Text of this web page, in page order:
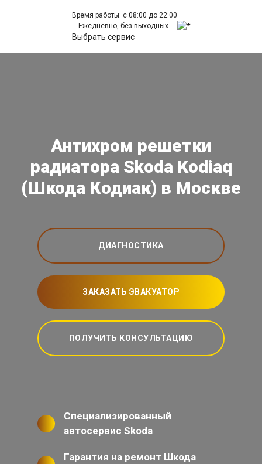
Время работы: с 08:00 до 22:00
Ежедневно, без выходных.
Выбрать сервис
Антихром решетки
радиатора Skoda Kodiaq
(Шкода Кодиак) в Москве
ДИАГНОСТИКА
ЗАКАЗАТЬ ЭВАКУАТОР
ПОЛУЧИТЬ КОНСУЛЬТАЦИЮ
Специализированный
автосервис Skoda
Гарантия на ремонт Шкода